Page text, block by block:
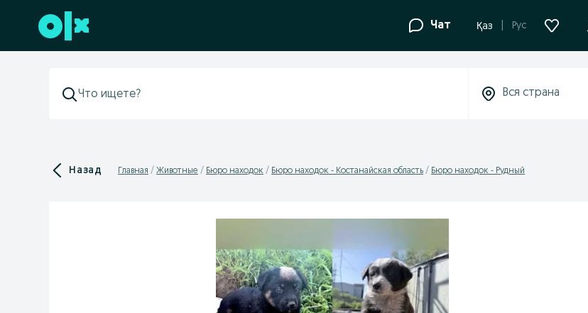
Перейти к нижнему колонтитулу Чат Қаз Рус
Назад Главная Животные Бюро находок Бюро находок - Костанайская область Бюро находок - Рудный